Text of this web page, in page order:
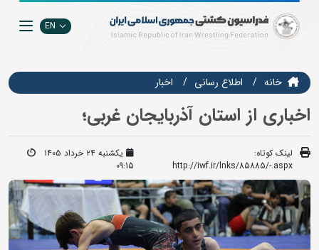
EN
خانه اطلاع رسانی اخبار
اخباری از استان آذربایجان غربی؛
لینک کوتاه:
http://iwf.ir/lnks/85885/-.aspx
یکشنبه ۲۴ خرداد ۱۴۰۵
09:15